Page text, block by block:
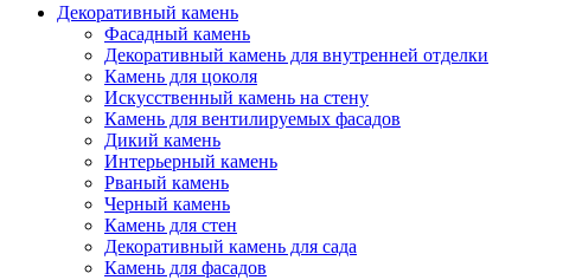
Декоративный камень
Фасадный камень
Декоративный камень для внутренней отделки
Камень для цоколя
Искусственный камень на стену
Камень для вентилируемых фасадов
Дикий камень
Интерьерный камень
Рваный камень
Черный камень
Камень для стен
Декоративный камень для сада
Камень для фасадов